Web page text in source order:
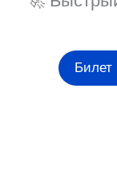
Билет